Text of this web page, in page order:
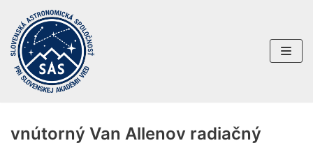
Preskočiť
na
obsah
vnútorný Van Allenov radiačný